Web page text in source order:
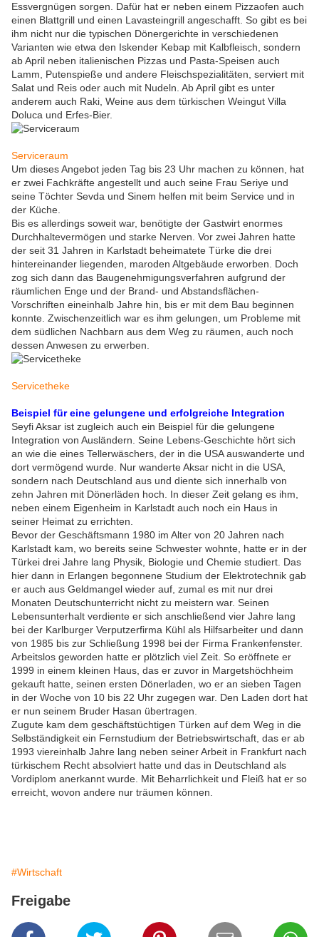
Essvergnügen sorgen. Dafür hat er neben einem Pizzaofen auch
einen Blattgrill und einen Lavasteingrill angeschafft. So gibt es bei
ihm nicht nur die typischen Dönergerichte in verschiedenen
Varianten wie etwa den Iskender Kebap mit Kalbfleisch, sondern
ab April neben italienischen Pizzas und Pasta-Speisen auch
Lamm, Putenspieße und andere Fleischspezialitäten, serviert mit
Salat und Reis oder auch mit Nudeln. Ab April gibt es unter
anderem auch Raki, Weine aus dem türkischen Weingut Villa
Doluca und Erfes-Bier.
Serviceraum
Um dieses Angebot jeden Tag bis 23 Uhr machen zu können, hat
er zwei Fachkräfte angestellt und auch seine Frau Seriye und
seine Töchter Sevda und Sinem helfen mit beim Service und in
der Küche.
Bis es allerdings soweit war, benötigte der Gastwirt enormes
Durchhaltevermögen und starke Nerven. Vor zwei Jahren hatte
der seit 31 Jahren in Karlstadt beheimatete Türke die drei
hintereinander liegenden, maroden Altgebäude erworben. Doch
zog sich dann das Baugenehmigungsverfahren aufgrund der
räumlichen Enge und der Brand- und Abstandsflächen-
Vorschriften eineinhalb Jahre hin, bis er mit dem Bau beginnen
konnte. Zwischenzeitlich war es ihm gelungen, um Probleme mit
dem südlichen Nachbarn aus dem Weg zu räumen, auch noch
dessen Anwesen zu erwerben.
Servicetheke
Beispiel für eine gelungene und erfolgreiche Integration
Seyfi Aksar ist zugleich auch ein Beispiel für die gelungene
Integration von Ausländern. Seine Lebens-Geschichte hört sich
an wie die eines Tellerwäschers, der in die USA auswanderte und
dort vermögend wurde. Nur wanderte Aksar nicht in die USA,
sondern nach Deutschland aus und diente sich innerhalb von
zehn Jahren mit Dönerläden hoch. In dieser Zeit gelang es ihm,
neben einem Eigenheim in Karlstadt auch noch ein Haus in
seiner Heimat zu errichten.
Bevor der Geschäftsmann 1980 im Alter von 20 Jahren nach
Karlstadt kam, wo bereits seine Schwester wohnte, hatte er in der
Türkei drei Jahre lang Physik, Biologie und Chemie studiert. Das
hier dann in Erlangen begonnene Studium der Elektrotechnik gab
er auch aus Geldmangel wieder auf, zumal es mit nur drei
Monaten Deutschunterricht nicht zu meistern war. Seinen
Lebensunterhalt verdiente er sich anschließend vier Jahre lang
bei der Karlburger Verputzerfirma Kühl als Hilfsarbeiter und dann
von 1985 bis zur Schließung 1998 bei der Firma Frankenfenster.
Arbeitslos geworden hatte er plötzlich viel Zeit. So eröffnete er
1999 in einem kleinen Haus, das er zuvor in Margetshöchheim
gekauft hatte, seinen ersten Dönerladen, wo er an sieben Tagen
in der Woche von 10 bis 22 Uhr zugegen war. Den Laden dort hat
er nun seinem Bruder Hasan übertragen.
Zugute kam dem geschäftstüchtigen Türken auf dem Weg in die
Selbständigkeit ein Fernstudium der Betriebswirtschaft, das er ab
1993 viereinhalb Jahre lang neben seiner Arbeit in Frankfurt nach
türkischem Recht absolviert hatte und das in Deutschland als
Vordiplom anerkannt wurde. Mit Beharrlichkeit und Fleiß hat er so
erreicht, wovon andere nur träumen können.
#Wirtschaft
Freigabe